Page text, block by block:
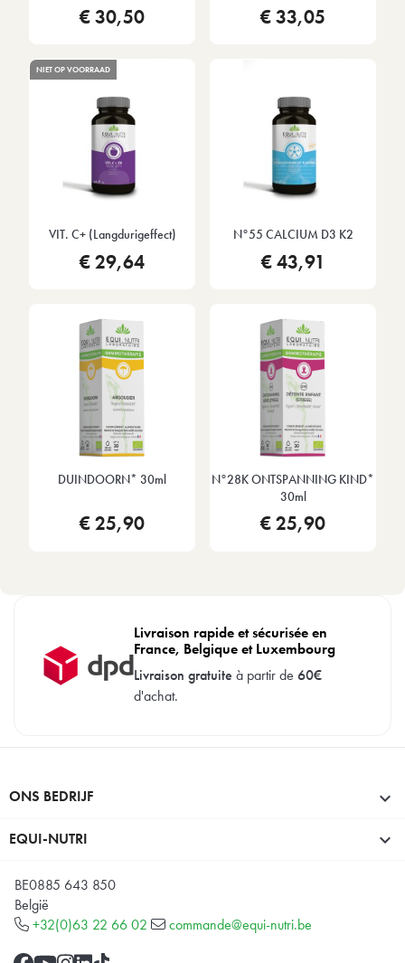
€ 30,50 € 33,05
VIT. C+ (langdurigeffect)
€ 29,64
NIET OP VOORRAAD
N°55 CALCIUM D3 K2
€ 43,91
DUINDOORN* 30ml
€ 25,90
N°28K ONTSPANNING KIND*
30ml
€ 25,90
Livraison rapide et sécurisée en
France, Belgique et Luxembourg
Livraison gratuite à partir de 60€
d'achat.
ONS BEDRIJF 
EQUI-NUTRI 
BE0885 643 850
België
+32(0)63 22 66 02
commande@equi-nutri.be